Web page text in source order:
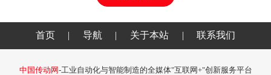
首页 | 导航 | 关于本站 | 联系我们
中国传动网-工业自动化与智能制造的全媒体"互联网+"创新服务平台